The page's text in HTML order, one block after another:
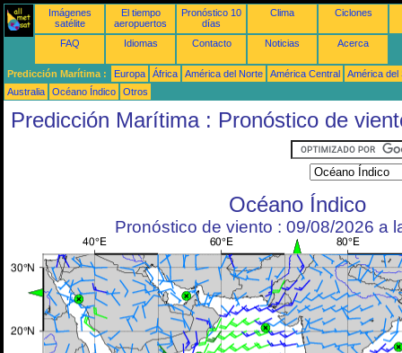
Imágenes
satélite
El tiempo
aeropuertos
Pronóstico 10
días
Clima Ciclones
FAQ Idiomas Contacto Noticias Acerca
Predicción Marítima : Europa África América del Norte América Central
América del
Australia
Océano Índico Otros
Predicción Marítima : Pronóstico de
Océano Índico
Pronóstico de viento : 09/08/2026 a